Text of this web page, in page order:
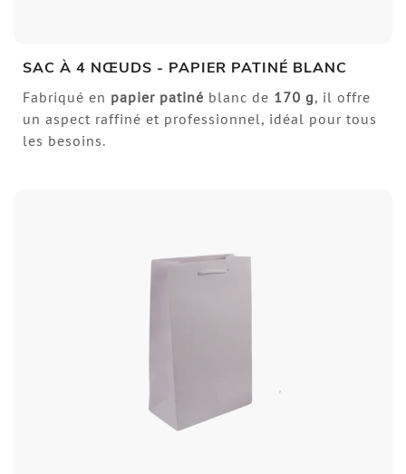
SAC À 4 NŒUDS - PAPIER PATINÉ BLANC
Fabriqué en papier patiné blanc de 170 g , il offre
un aspect raffiné et professionnel, idéal pour tous
les besoins.